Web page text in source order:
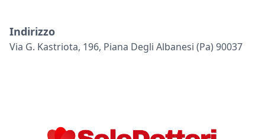
Indirizzo
Via G. Kastriota, 196, Piana Degli Albanesi (pa) 90037